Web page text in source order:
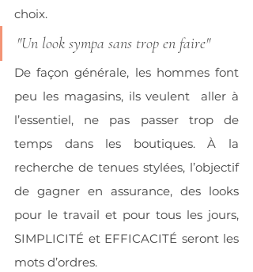
choix.
"Un look sympa sans trop en faire"
De façon générale, les hommes font
peu les magasins, ils veulent  aller à
l’essentiel, ne pas passer trop de
temps dans les boutiques. À la
recherche de tenues stylées, l’objectif
de gagner en assurance, des looks
pour le travail et pour tous les jours,
SIMPLICITÉ et EFFICACITÉ seront les
mots d’ordres.